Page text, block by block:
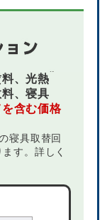
、光熱
、寝具
含む価格
寝具取替回
す。詳しく